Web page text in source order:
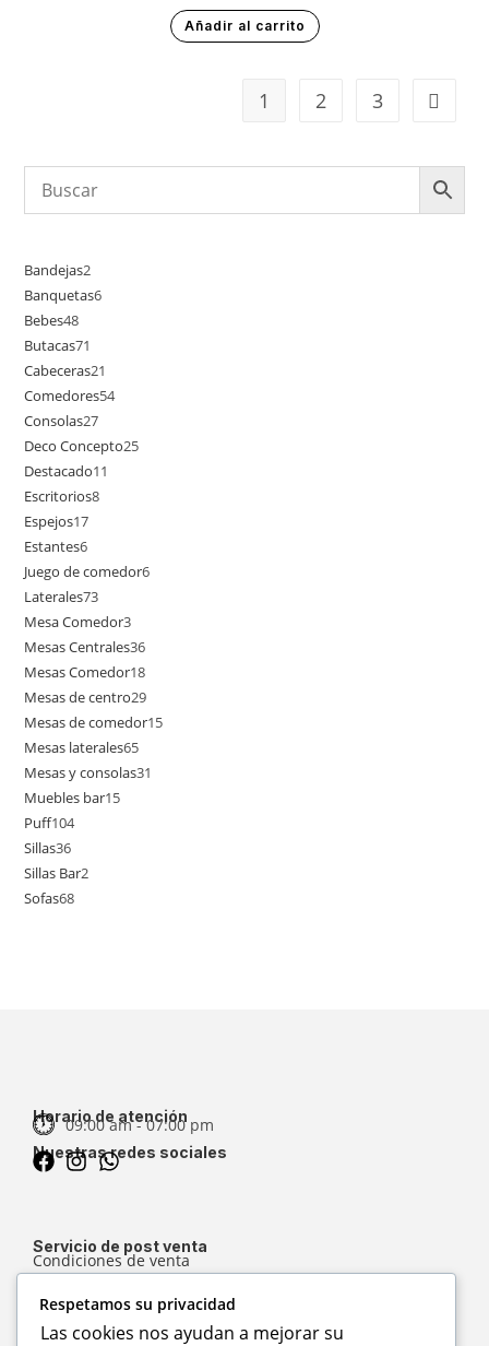
Añadir al carrito
1 2 3
Bandejas2
Banquetas6
Bebes48
Butacas71
Cabeceras21
Comedores54
Consolas27
Deco Concepto25
Destacado11
Escritorios8
Espejos17
Estantes6
Juego de comedor6
Laterales73
Mesa Comedor3
Mesas Centrales36
Mesas Comedor18
Mesas de centro29
Mesas de comedor15
Mesas laterales65
Mesas y consolas31
Muebles bar15
Puff104
Sillas36
Sillas Bar2
Sofas68
Horario de atención
09:00 am - 07:00 pm
Nuestras redes sociales
Servicio de post venta
Condiciones de venta
Garantía
Respetamos su privacidad
Las cookies nos ayudan a mejorar su